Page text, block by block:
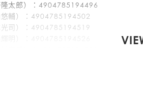
太郎）：4904785194496
輔）：4904785194502
司）：4904785194519